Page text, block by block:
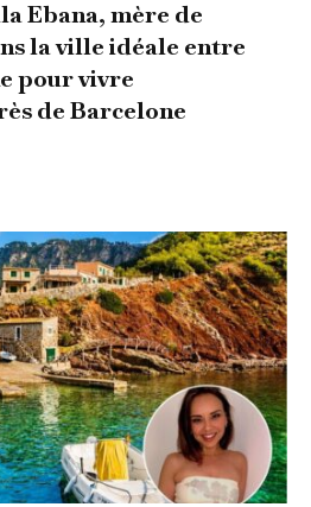
Ebana, mère de
la ville idéale entre
pour vivre
de Barcelone